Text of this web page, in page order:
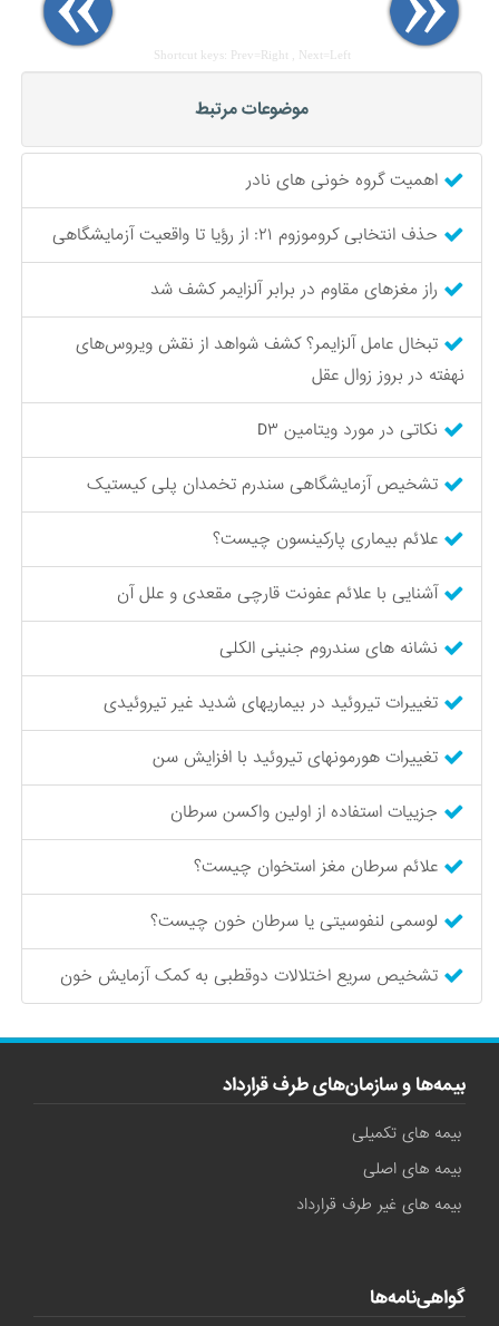
Shortcut keys: Prev=Right , Next=Left
موضوعات مرتبط
اهمیت گروه خونی های نادر
حذف انتخابی کروموزوم ۲۱: از رؤیا تا واقعیت آزمایشگاهی
راز مغزهای مقاوم در برابر آلزایمر کشف شد
تبخال عامل آلزایمر؟ کشف شواهد از نقش ویروس‌های
نهفته در بروز زوال عقل
نکاتی در مورد ویتامین D۳
تشخیص آزمایشگاهی سندرم تخمدان پلی کیستیک
علائم بیماری پارکینسون چیست؟
آشنایی با علائم عفونت قارچی مقعدی و علل آن
نشانه های سندروم جنینی الکلی
تغییرات تیروئید در بیماریهای شدید غیر تیروئیدی
تغییرات هورمونهای تیروئید با افزایش سن
جزییات استفاده از اولین واکسن سرطان
علائم سرطان مغز استخوان چیست؟
لوسمی لنفوسیتی یا سرطان خون چیست؟
تشخیص سریع اختلالات دوقطبی به کمک آزمایش خون
بیمه‌ها و سازمان‌های طرف قرارداد
بیمه های تکمیلی
بیمه های اصلی
بیمه های غیر طرف قرارداد
گواهی‌نامه‌ها